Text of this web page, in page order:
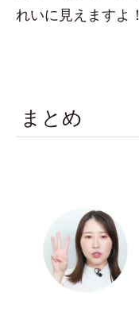
れいに見えますよ！
まとめ